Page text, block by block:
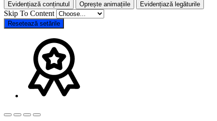
Evidențiază conținutul Oprește animațiile Evidențiază legăturile
Skip To Content
Resetează setările